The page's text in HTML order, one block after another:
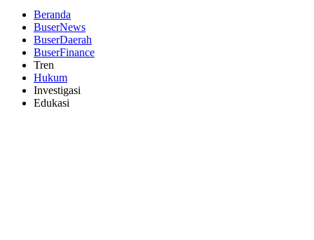
Beranda
BuserNews
BuserDaerah
BuserFinance
Tren
Hukum
Investigasi
Edukasi